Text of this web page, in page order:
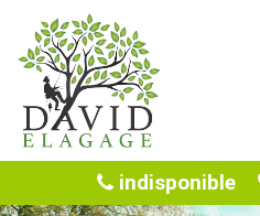
indisponible